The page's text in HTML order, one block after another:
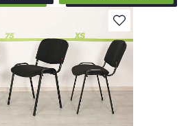
В избранное